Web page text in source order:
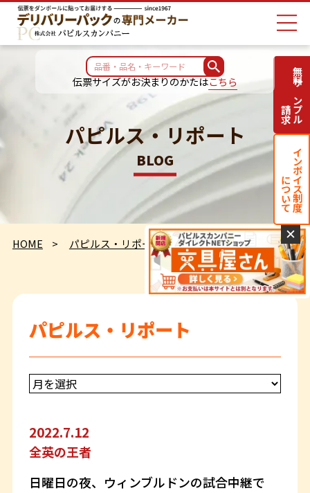
伝票サイズがお決まりのかたはこちら
パピルス・リポート
BLOG
HOME パピルス・リポート 全英の王者
パピルス・リポート
2022.7.12
全英の王者
日曜日の夜、ウィンブルドンの試合中継で
無料サンプル
請求
インボイス制度
について
✕